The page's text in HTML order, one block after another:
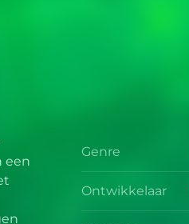
een
Genre
Ontwikkelaar